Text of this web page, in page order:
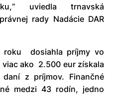
uviedla trnavská
rady Nadácie DAR
roku dosiahla príjmy vo
ako 2.500 eur získala
z príjmov. Finančné
medzi 43 rodín, jedno